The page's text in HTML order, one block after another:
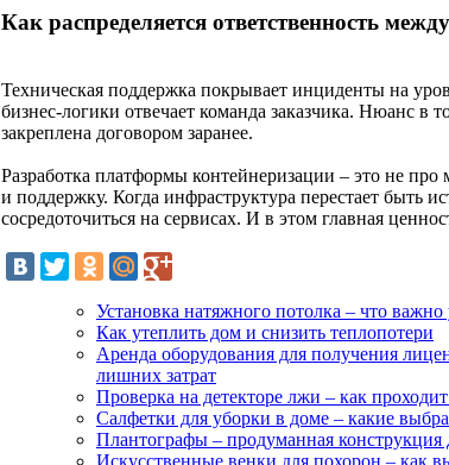
Как распределяется ответственность
Техническая поддержка покрывает инциденты на
бизнес-логики отвечает команда заказчика. Нюанс в
закреплена договором заранее.
Разработка платформы контейнеризации – это не
и поддержку. Когда инфраструктура перестает быть
сосредоточиться на сервисах. И в этом главная
Установка натяжного потолка – что
Как утеплить дом и снизить теплопотери
Аренда оборудования для получения
лишних затрат
Проверка на детекторе лжи – как
Салфетки для уборки в доме – какие
Плантографы – продуманная конструкция
Искусственные венки для похорон – как